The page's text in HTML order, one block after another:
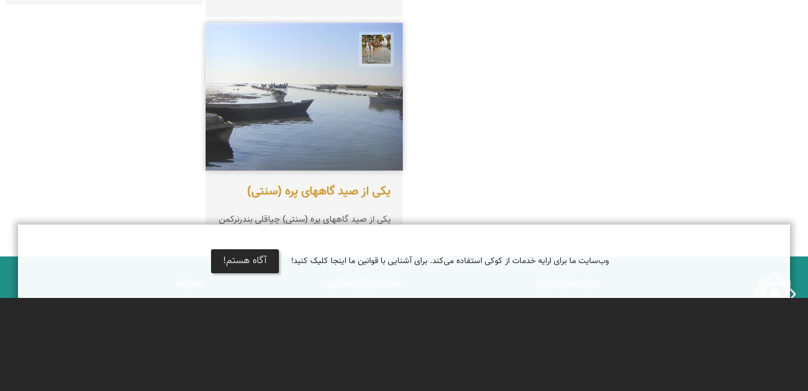
یکی از صید گاههای پره (سنتی)
یکی از صید گاههای پره (سنتی) چپاقلی بندرنرکمن
نمای زنده ایران
دیدنی‌های طبیعی ایران
جشنواره‌های نمای ایران
وب‌سایت ما برای ارایه خدمات از کوکی استفاده می‌کند. برای آشنایی با قوانین ما اینجا کلیک کنید! آگاه هستم!